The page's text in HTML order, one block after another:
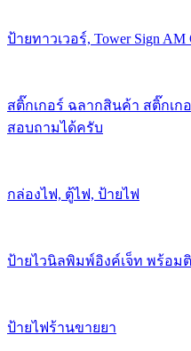
ป้ายทาวเวอร์, Tower Sign AM
สติ๊กเกอร์ ฉลากสินค้า สติ๊กเ
สอบถามได้ครับ
กล่องไฟ, ตู้ไฟ, ป้ายไฟ
ป้ายไวนิลพิมพ์อิงค์เจ็ท พร้อม
ป้ายไฟร้านขายยา